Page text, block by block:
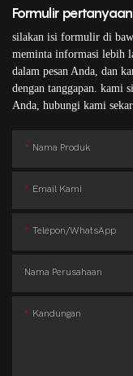
Formulir pertanyaan
silakan isi formulir di
meminta informasi lebih
dalam pesan Anda, dan
dengan tanggapan. kami
Anda, hubungi kami
Nama Produk
Email Kami
Telepon/WhatsApp
Nama Perusahaan
Kandungan